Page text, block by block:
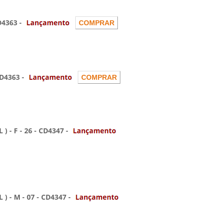
-
-
) - F - 26 - CD4347 -
) - M - 07 - CD4347 -